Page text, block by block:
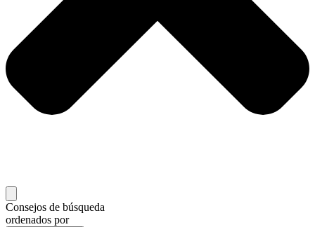
Consejos de búsqueda
ordenados por